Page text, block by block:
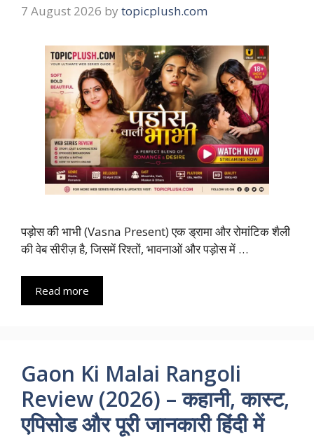
7 August 2026 by topicplush.com
पड़ोस की भाभी (Vasna Present) एक ड्रामा और रोमांटिक शैली
की वेब सीरीज़ है, जिसमें रिश्तों, भावनाओं और पड़ोस में …
Read more
Gaon Ki Malai Rangoli
Review (2026) – कहानी, कास्ट,
एपिसोड और पूरी जानकारी हिंदी में